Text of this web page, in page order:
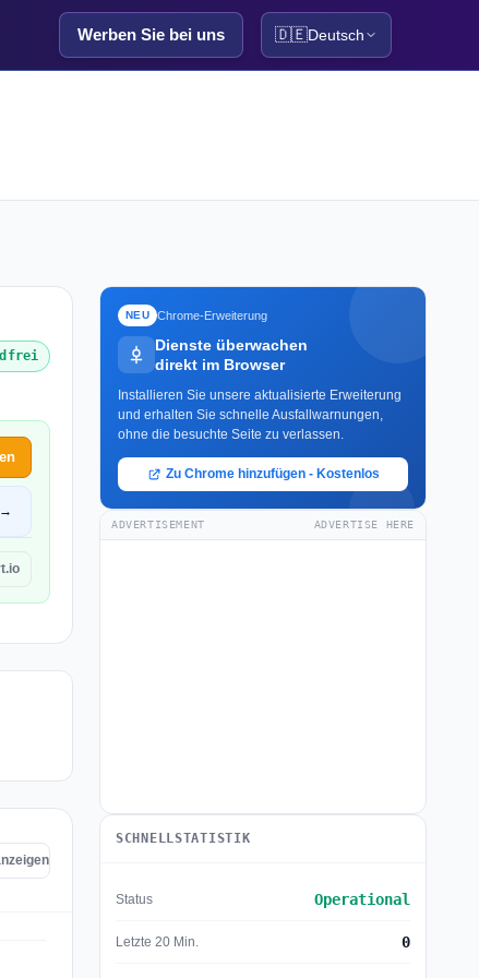
Werben Sie bei uns 🇩🇪Deutsch
NEU Chrome-Erweiterung
Dienste überwachen
direkt im Browser
Installieren Sie unsere aktualisierte Erweiterung
und erhalten Sie schnelle Ausfallwarnungen,
ohne die besuchte Seite zu verlassen.
Zu Chrome hinzufügen - Kostenlos
ADVERTISEMENT ADVERTISE HERE
SCHNELLSTATISTIK
Status Operational
Letzte 20 Min. 0